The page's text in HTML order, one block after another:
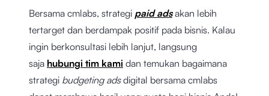
Bersama cmlabs, strategi paid adsakan lebih
tertarget dan berdampak positif pada bisnis. Kalau
ingin berkonsultasi lebih lanjut, langsung
saja hubungi tim kami dan temukan bagaimana
strategi budgeting adsdigital bersama cmlabs